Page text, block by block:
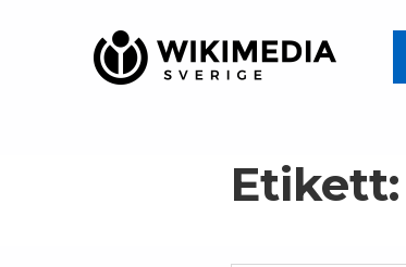
Etikett: